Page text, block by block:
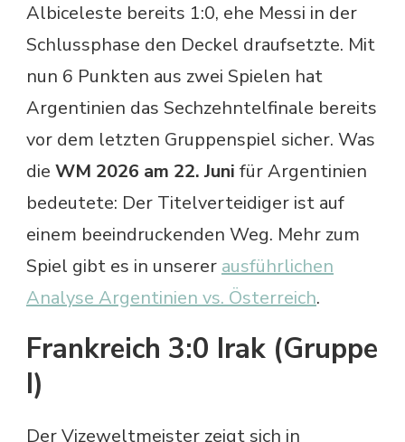
Albiceleste bereits 1:0, ehe Messi in der
Schlussphase den Deckel draufsetzte. Mit
nun 6 Punkten aus zwei Spielen hat
Argentinien das Sechzehntelfinale bereits
vor dem letzten Gruppenspiel sicher. Was
die WM 2026 am 22. Juni für Argentinien
bedeutete: Der Titelverteidiger ist auf
einem beeindruckenden Weg. Mehr zum
Spiel gibt es in unserer ausführlichen
Analyse Argentinien vs. Österreich.
Frankreich 3:0 Irak (Gruppe
I)
Der Vizeweltmeister zeigt sich in